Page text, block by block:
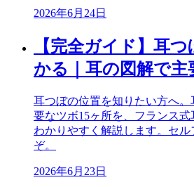
2026年6月24日
【完全ガイド】耳
かる｜耳の図解で主
耳つぼの位置を知りたい方へ
要なツボ15ヶ所を、フランス
わかりやすく解説します。セル
ぞ。
2026年6月23日